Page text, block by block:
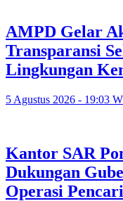
AMPD Gelar
Transparansi
Lingkungan
5 Agustus 2026 - 19:03
Kantor SAR
Dukungan
Operasi